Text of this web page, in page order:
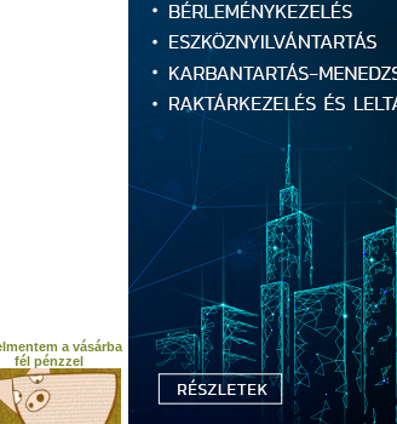
Gyerekdalok szöveg:
Erdő erdő erdő, Marosszéki
Madár lakik abban, madár lakik
Cukrot adnék annak a
Dalolja ki nevét a
Csárdás
Érted fáj a szívem
Búza, búza, búza, de szép
Annak közepébe kinyílott a
Tüskés annak minden
Nem állja a madár lába,
Kedves kisangyalom,
Katonahíredet hallom
További gyerek
a vásárba
fél pénzzel
Ciróka, maróka